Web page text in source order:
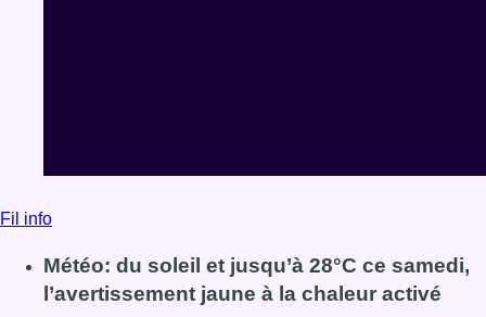
Fil info
Météo: du soleil et jusqu’à 28°C ce samedi,
l’avertissement jaune à la chaleur activé